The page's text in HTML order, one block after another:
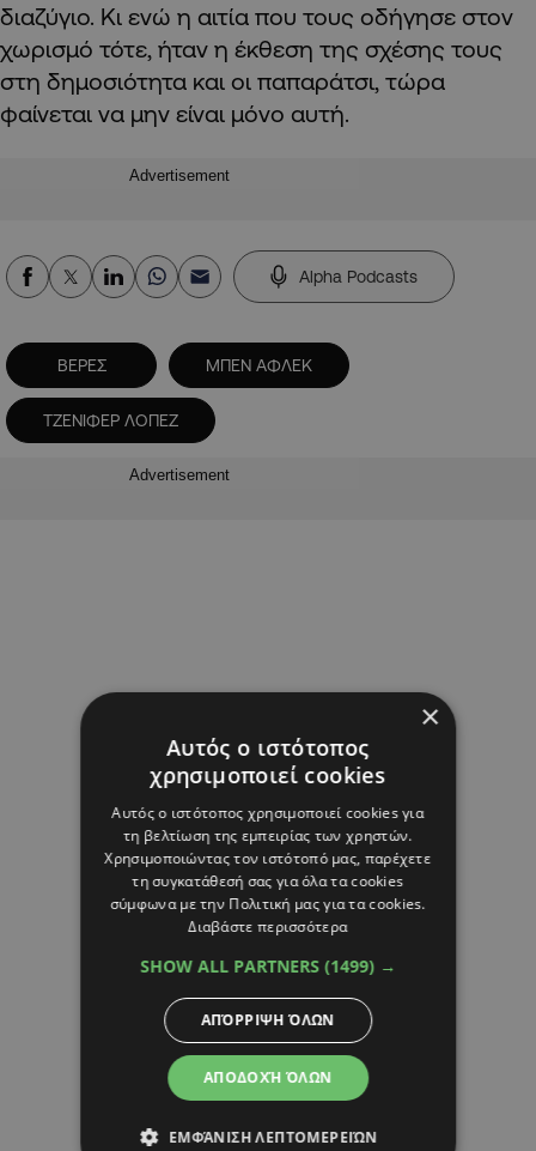
διαζύγιο. Κι ενώ η αιτία που τους οδήγησε στον
χωρισμό τότε, ήταν η έκθεση της σχέσης τους
στη δημοσιότητα και οι παπαράτσι, τώρα
φαίνεται να μην είναι μόνο αυτή.
Advertisement
Alpha Podcasts
ΒΕΡΕΣ ΜΠΕΝ ΑΦΛΕΚ
ΤΖΕΝΙΦΕΡ ΛΟΠΕΖ
Advertisement
×
Αυτός ο ιστότοπος
χρησιμοποιεί cookies
Αυτός ο ιστότοπος χρησιμοποιεί cookies για
τη βελτίωση της εμπειρίας των χρηστών.
Χρησιμοποιώντας τον ιστότοπό μας, παρέχετε
τη συγκατάθεσή σας για όλα τα cookies
σύμφωνα με την Πολιτική μας για τα cookies.
Διαβάστε περισσότερα
SHOW ALL PARTNERS (1499) →
ΑΠΟΔΟΧΉ ΌΛΩΝ
ΑΠΌΡΡΙΨΗ ΌΛΩΝ
ΕΜΦΆΝΙΣΗ ΛΕΠΤΟΜΕΡΕΙΏΝ